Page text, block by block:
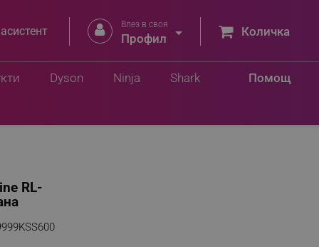
 Влез в своя
Профил  Количка
Помощ
Dyson Ninja Shark
RL-